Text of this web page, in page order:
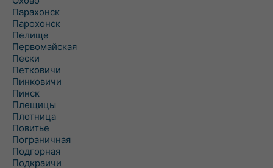
Парахонск
Парохонск
Пелище
Первомайская
Пески
Петковичи
Пинковичи
Пинск
Плещицы
Плотница
Повитье
Пограничная
Подгорная
Подкраичи